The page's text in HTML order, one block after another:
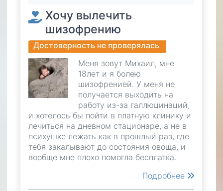
Хочу вылечить
шизофрению
Достоверность не проверялась
Меня зовут Михаил, мне
18лет и я болею
шизофренией. У меня не
получается выходить на
работу из-за галлюцинаций,
и хотелось бы пойти в платную клинику и
лечиться на дневном стационаре, а не в
психушке лежать как в прошлый раз, где
тебя закалывают до состояния овоща, и
вообще мне плохо помогла бесплатка.
Подробнее